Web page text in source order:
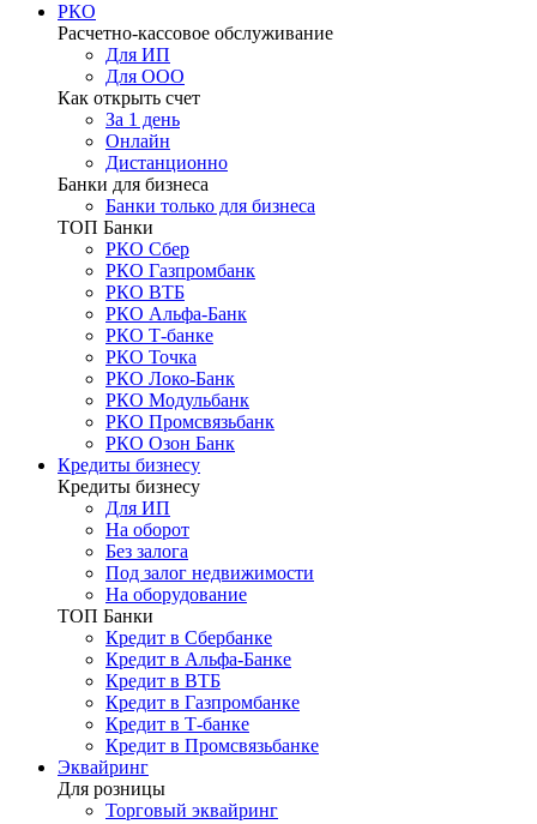
РКО
Расчетно-кассовое обслуживание
Для ИП
Для ООО
Как открыть счет
За 1 день
Онлайн
Дистанционно
Банки для бизнеса
Банки только для бизнеса
ТОП Банки
РКО Сбер
РКО Газпромбанк
РКО ВТБ
РКО Альфа-Банк
РКО Т-банке
РКО Точка
РКО Локо-Банк
РКО Модульбанк
РКО Промсвязьбанк
РКО Озон Банк
Кредиты бизнесу
Кредиты бизнесу
Для ИП
На оборот
Без залога
Под залог недвижимости
На оборудование
ТОП Банки
Кредит в Сбербанке
Кредит в Альфа-Банке
Кредит в ВТБ
Кредит в Газпромбанке
Кредит в Т-банке
Кредит в Промсвязьбанке
Эквайринг
Для розницы
Торговый эквайринг